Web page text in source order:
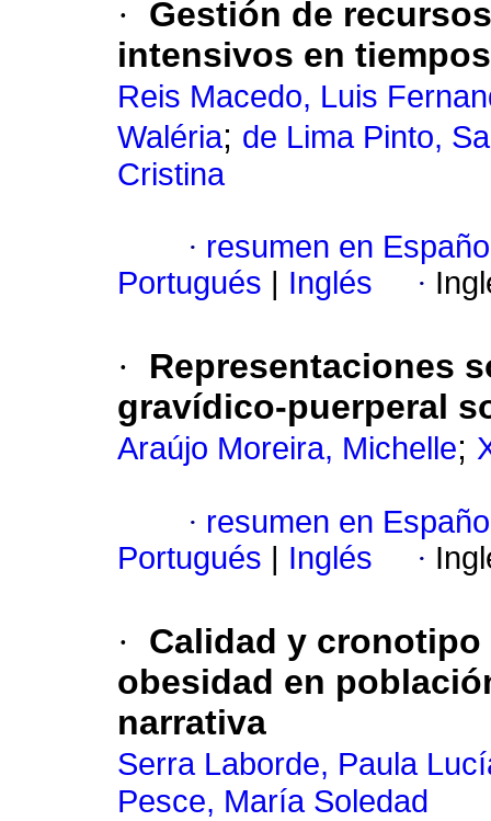
·
Gestión de
intensivos en
Reis Macedo, Luis
Waléria; de Lima Pinto,
Cristina
· resumen en
Portugués
Inglés ·
·
Representaciones
gravídico-puerperal
Araújo Moreira, Michelle;
· resumen en
Portugués
Inglés ·
·
Calidad y
obesidad en
narrativa
Serra Laborde, Paula
Pesce, María Soledad